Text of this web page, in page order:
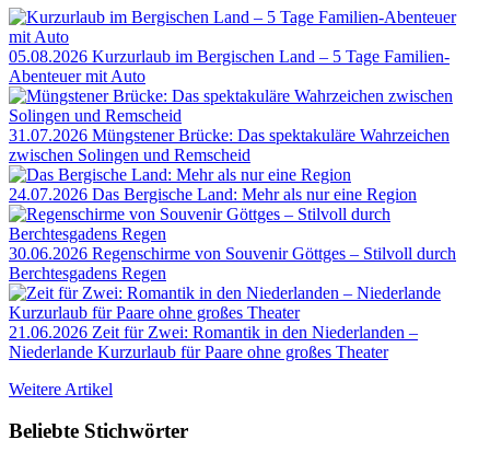
05.08.2026 Kurzurlaub im Bergischen Land – 5 Tage Familien-
Abenteuer mit Auto
31.07.2026 Müngstener Brücke: Das spektakuläre Wahrzeichen
zwischen Solingen und Remscheid
24.07.2026 Das Bergische Land: Mehr als nur eine Region
30.06.2026 Regenschirme von Souvenir Göttges – Stilvoll durch
Berchtesgadens Regen
21.06.2026 Zeit für Zwei: Romantik in den Niederlanden –
Niederlande Kurzurlaub für Paare ohne großes Theater
Weitere Artikel
Beliebte Stichwörter